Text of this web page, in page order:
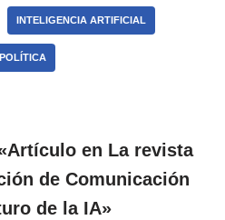
INTELIGENCIA ARTIFICIAL
POLÍTICA
en La revista
de Comunicación
de la IA»